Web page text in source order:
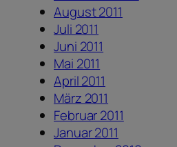
August 2011
Juli 2011
Juni 2011
Mai 2011
April 2011
März 2011
Februar 2011
Januar 2011